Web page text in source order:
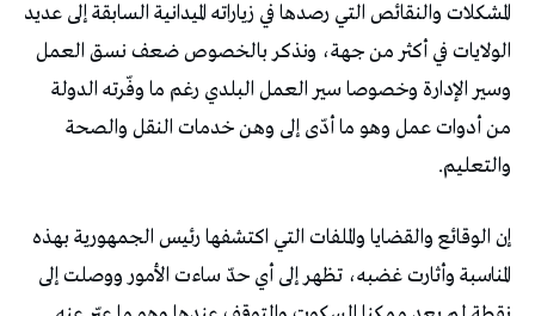
المشكلات والنقائص التي رصدها في زياراته الميدانية السابقة إلى عديد
الولايات في أكثر من جهة، ونذكر بالخصوص ضعف نسق العمل
وسير الإدارة وخصوصا سير العمل البلدي رغم ما وفّرته الدولة
من أدوات عمل وهو ما أدّى إلى وهن خدمات النقل والصحة
والتعليم.
إن الوقائع والقضايا والملفات التي اكتشفها رئيس الجمهورية بهذه
المناسبة وأثارت غضبه، تظهر إلى أي حدّ ساءت الأمور ووصلت إلى